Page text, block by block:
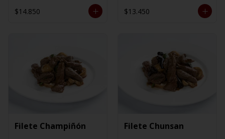
$14.850 $13.450
Filete Champiñón Filete Chunsan